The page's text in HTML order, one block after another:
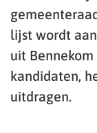
lijst wordt
uit
kandidaten,
uitdragen.